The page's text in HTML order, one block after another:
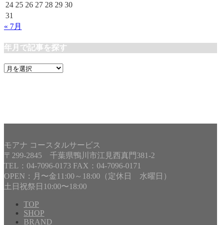
24 25 26 27 28 29 30
31
« 7月
年月で記事を探す
年
モアナ コースタルサービス
〒299-2845 千葉県鴨川市江見西真門381-2
TEL：04-7096-0173 FAX：04-7096-0171
OPEN：月〜金11:00～18:00（定休日 水曜日）
土日祝祭日10:00〜18:00
TOP
SHOP
BRAND